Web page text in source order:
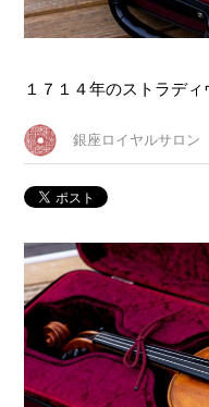
１７１４年のストラデ
銀座ロイヤルサロン